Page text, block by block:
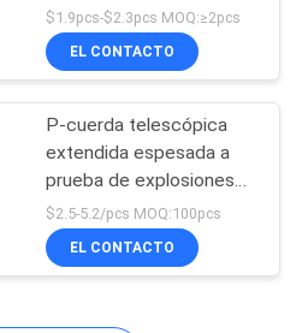
doméstico
perro reflejo de la correa
de mascotas
$1.9pcs-$2.3pcs MOQ:≥2pcs
EL CONTACTO
P-cuerda telescópica
extendida espesada a
prueba de explosiones
para la tracción del perro
del golden retriever
$2.5-5.2/pcs MOQ:100pcs
EL CONTACTO